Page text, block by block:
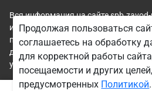
Вся информация на сайте
исключительно ознакомительный и
при каких условиях не является
дополнительную информацию
указанным на сайте.
Продолжая пользоваться
соглашаетесь на обработку
для корректной работы
посещаемости и других целей,
предусмотренных Политикой.